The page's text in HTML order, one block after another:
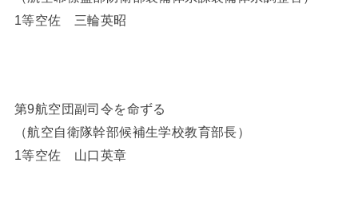
1等空佐 三輪英昭
第9航空団副司令を命ずる
（航空自衛隊幹部候補生学校教育部長）
1等空佐 山口英章